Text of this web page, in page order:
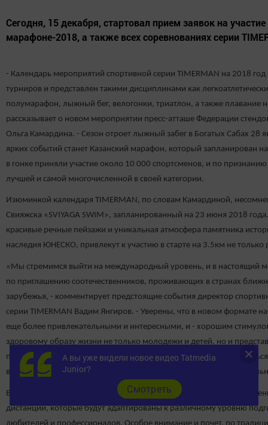
Сегодня, 15 декабря, стартовал прием заявок на
марафоне-2018, а также всех соревнованиях серии
- Календарь мероприятий спортивной серии TIMERMAN на 2018 год
турниров и представлен такими дисциплинами как
полумарафон, лыжный бег, велогонки, триатлон, а также плавание
рассказывает о новом мероприятии пресс-атташе Федерации
Ольга Камардина. - Сезон отроет лыжный забег в Богатых Сабах 28
ярких событий станет Казанский марафон, который запланирован
в гонке приняли участие около 10 000 спортсменов, и по признанию
лучшей и самой многочисленной в своей категории.
Изюминкой календаря TIMERMAN, по словам Камардиной,
Свияжска «SVIYAGA SWIM», запланированный на 23 июня 2018
красивые речные пейзажи и уникальная атмосфера памятника
наследия ЮНЕСКО, привлекут к участию в старте на 3.5км не только
«Мы стремимся выйти на международный уровень, и в настоящий
по приглашению соотечественников, проживающих в странах
зарубежья, - комментирует предстоящие события директор
серии TIMERMAN Вадим Янгиров. - Уверены, что в новом формате
еще более привлекательными и интересными, и - хорошим
здоровому образу жизни не только молодежи и детей, но и
поколения. Заявочная кампания уже стартовала,
во всех мероприятиях серии TIMERMAN можно на нашем
В каждом из стартов, по планам организаторов, будут
дистанций, которые будут адаптированы к различному уровню
А вы уже видели новое видео Tatmedia
Junior?
Cмотреть